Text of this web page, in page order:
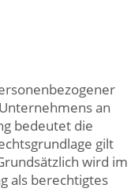
an
bedeutet die
gilt
wird im
als berechtigtes